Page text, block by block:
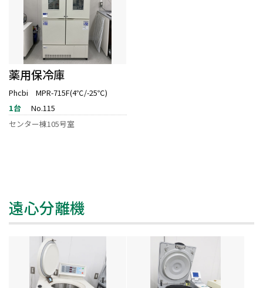
薬用保冷庫
Phcbi MPR-715F(4℃/-25℃)
1台
No.115
センター棟105号室
遠心分離機